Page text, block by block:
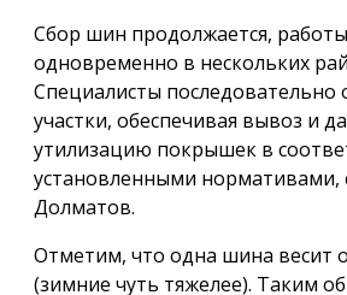
Сбор шин продолжается,
одновременно в нескольких
Специалисты последовательно
участки, обеспечивая вывоз и
утилизацию покрышек в
установленными нормативами,
Долматов.
Отметим, что одна шина весит
(зимние чуть тяжелее). Таким